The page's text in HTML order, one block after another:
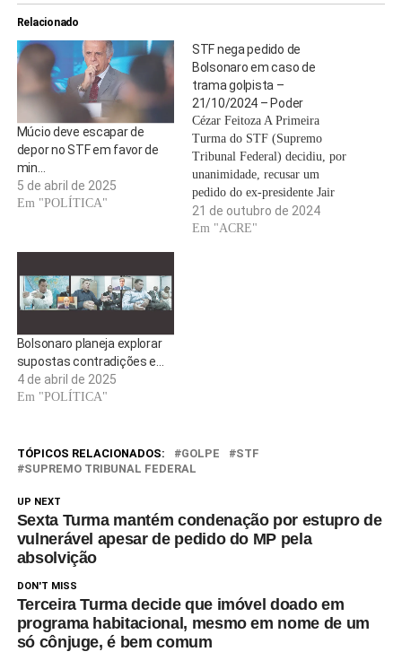
Relacionado
Múcio deve escapar de
depor no STF em favor de
min…
5 de abril de 2025
Em "POLÍTICA"
STF nega pedido de
Bolsonaro em caso de
trama golpista –
21/10/2024 – Poder
Cézar Feitoza A Primeira
Turma do STF (Supremo
Tribunal Federal) decidiu, por
unanimidade, recusar um
pedido do ex-presidente Jair
Bolsonaro (PL) para permitir
que ele retome contato com os
21 de outubro de 2024
Em "ACRE"
Bolsonaro planeja explorar
supostas contradições e…
4 de abril de 2025
Em "POLÍTICA"
TÓPICOS RELACIONADOS: GOLPE
STF
SUPREMO TRIBUNAL FEDERAL
UP NEXT
Sexta Turma mantém condenação por estupro de
vulnerável apesar de pedido do MP pela
absolvição
DON'T MISS
Terceira Turma decide que imóvel doado em
programa habitacional, mesmo em nome de um
só cônjuge, é bem comum